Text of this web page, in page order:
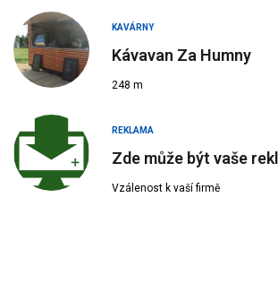
KAVÁRNY
Kávavan Za Humny
248 m
REKLAMA
Zde může být vaše
Vzálenost k vaší firmě